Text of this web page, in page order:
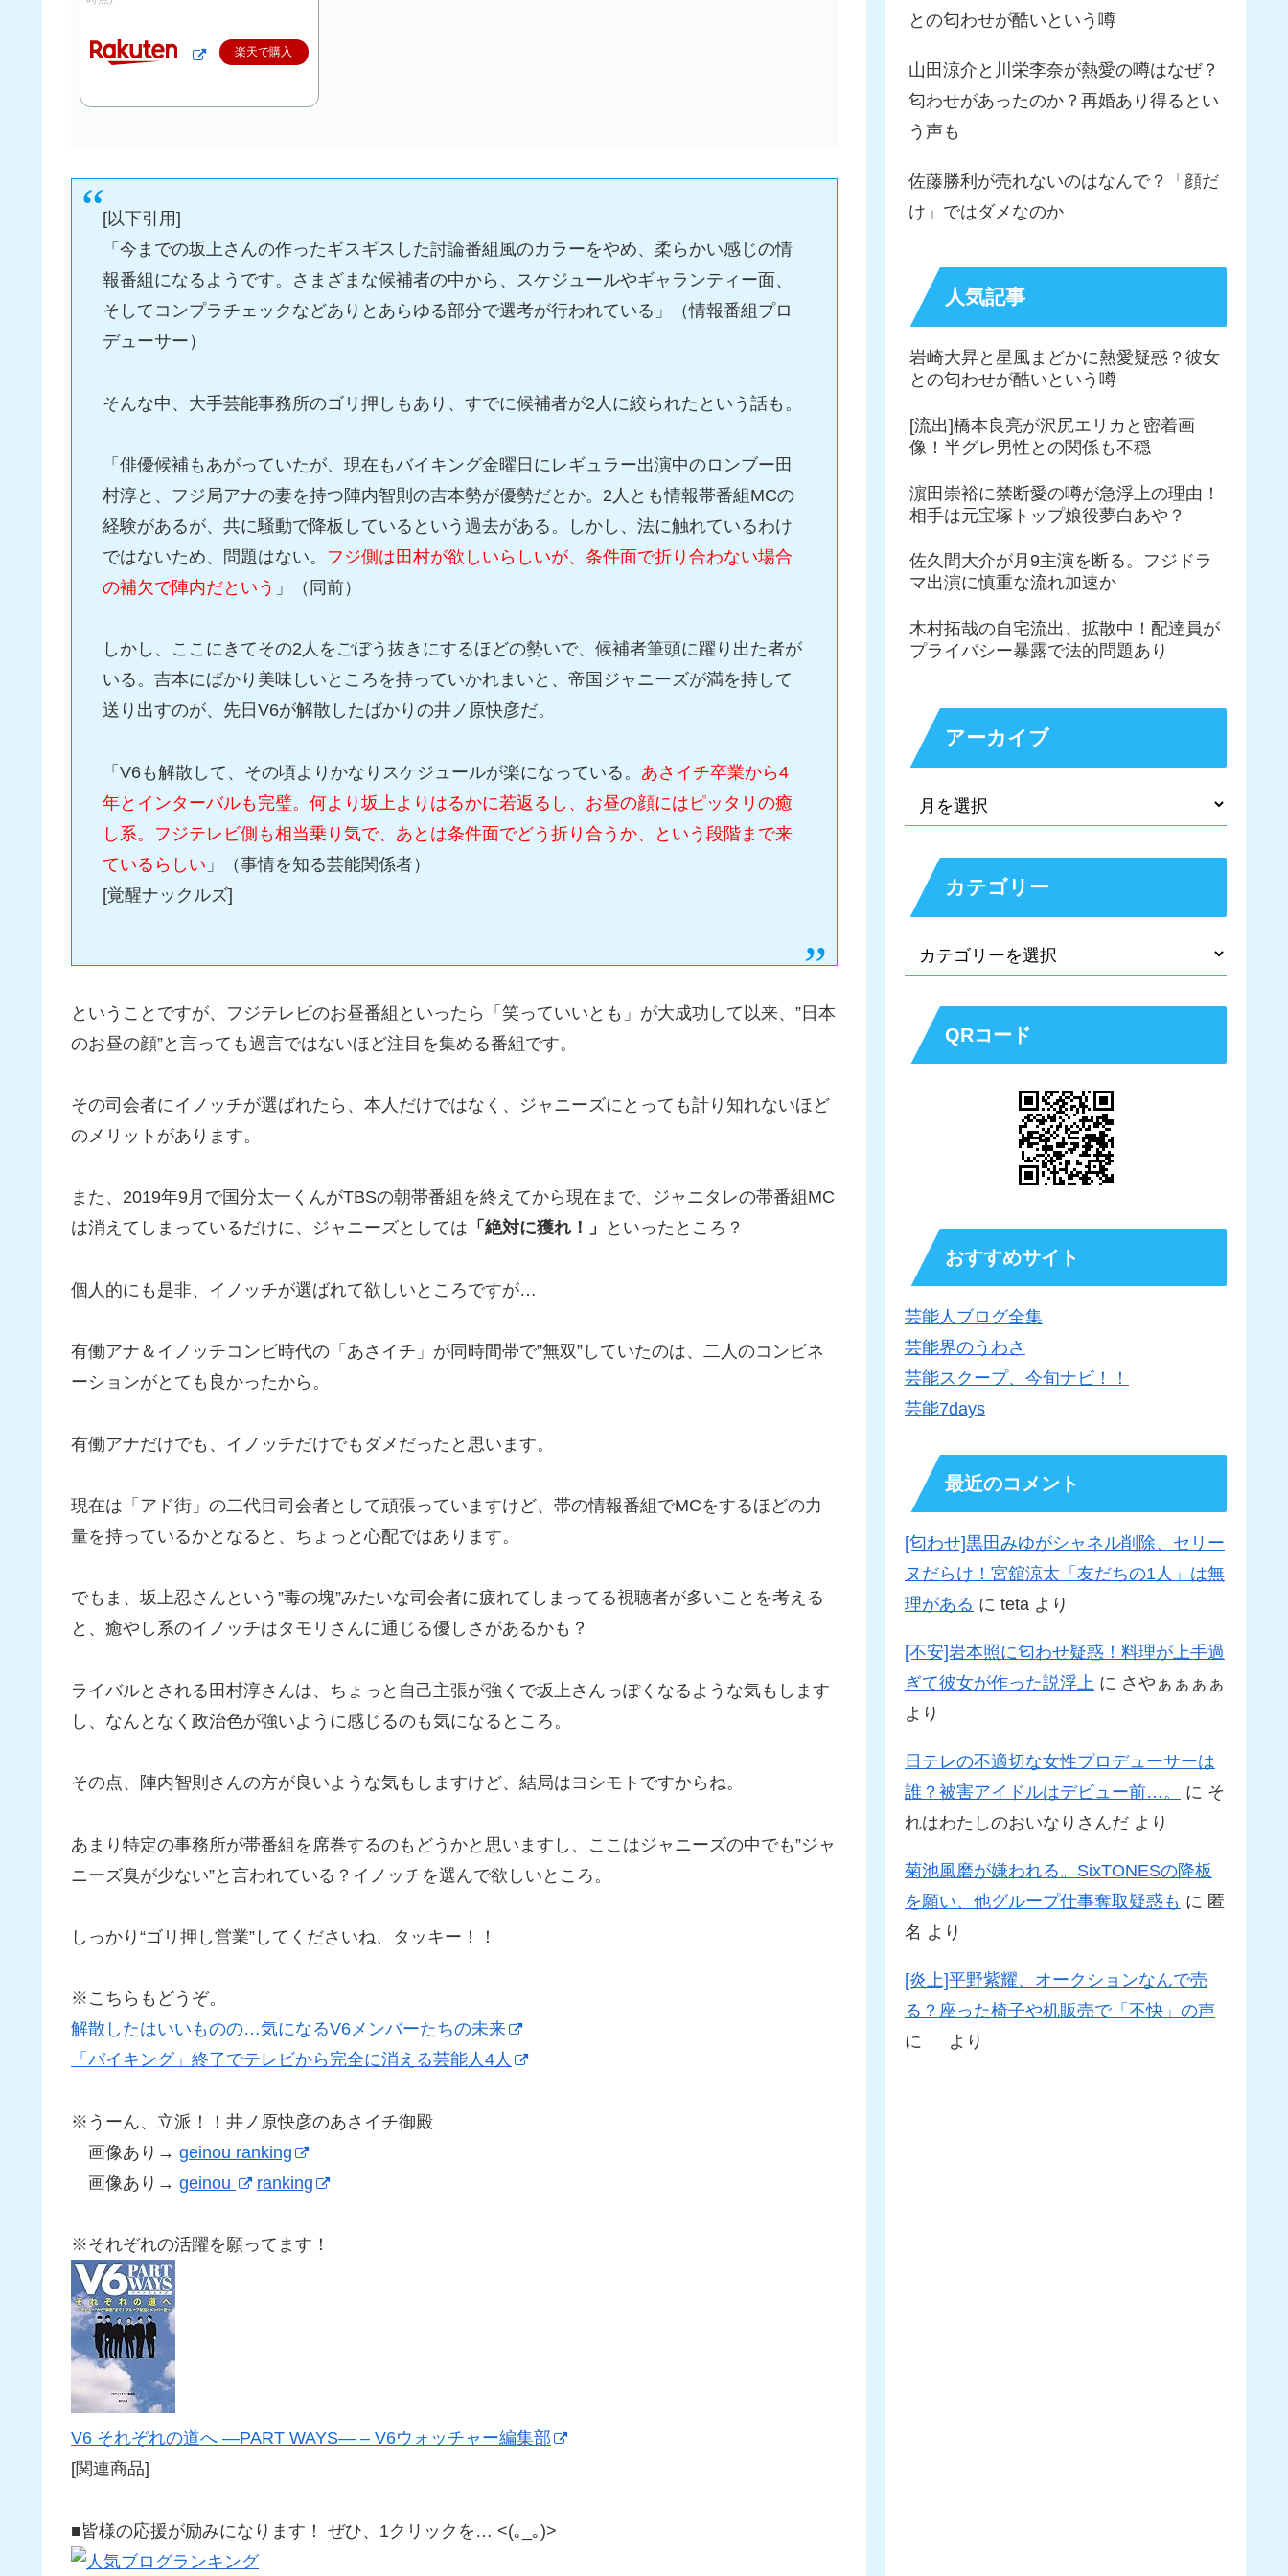
楽天で購入
[以下引用]
「今までの坂上さんの作ったギスギスした討論番組風のカラーをやめ、柔らかい感じの情
報番組になるようです。さまざまな候補者の中から、スケジュールやギャランティー面、
そしてコンプラチェックなどありとあらゆる部分で選考が行われている」（情報番組プロ
デューサー）
そんな中、大手芸能事務所のゴリ押しもあり、すでに候補者が2人に絞られたという話も。
「俳優候補もあがっていたが、現在もバイキング金曜日にレギュラー出演中のロンブー田
村淳と、フジ局アナの妻を持つ陣内智則の吉本勢が優勢だとか。2人とも情報帯番組MCの
経験があるが、共に騒動で降板しているという過去がある。しかし、法に触れているわけ
ではないため、問題はない。 フジ側は田村が欲しいらしいが、条件面で折り合わない場合
の補欠で陣内だという 」（同前）
しかし、ここにきてその2人をごぼう抜きにするほどの勢いで、候補者筆頭に躍り出た者が
いる。吉本にばかり美味しいところを持っていかれまいと、帝国ジャニーズが満を持して
送り出すのが、先日V6が解散したばかりの井ノ原快彦だ。
「V6も解散して、その頃よりかなりスケジュールが楽になっている。 あさイチ卒業から4
年とインターバルも完璧。何より坂上よりはるかに若返るし、お昼の顔にはピッタリの癒
し系。フジテレビ側も相当乗り気で、あとは条件面でどう折り合うか、という段階まで来
ているらしい 」（事情を知る芸能関係者）
[覚醒ナックルズ]
ということですが、フジテレビのお昼番組といったら「笑っていいとも」が大成功して以来、”日本
のお昼の顔”と言っても過言ではないほど注目を集める番組です。
その司会者にイノッチが選ばれたら、本人だけではなく、ジャニーズにとっても計り知れないほど
のメリットがあります。
また、2019年9月で国分太一くんがTBSの朝帯番組を終えてから現在まで、ジャニタレの帯番組MC
は消えてしまっているだけに、ジャニーズとしては 「絶対に獲れ！」 といったところ？
個人的にも是非、イノッチが選ばれて欲しいところですが…
有働アナ＆イノッチコンビ時代の「あさイチ」が同時間帯で”無双”していたのは、二人のコンビネ
ーションがとても良かったから。
有働アナだけでも、イノッチだけでもダメだったと思います。
現在は「アド街」の二代目司会者として頑張っていますけど、帯の情報番組でMCをするほどの力
量を持っているかとなると、ちょっと心配ではあります。
でもま、坂上忍さんという”毒の塊”みたいな司会者に疲れてしまってる視聴者が多いことを考える
と、癒やし系のイノッチはタモリさんに通じる優しさがあるかも？
ライバルとされる田村淳さんは、ちょっと自己主張が強くで坂上さんっぽくなるような気もします
し、なんとなく政治色が強いように感じるのも気になるところ。
その点、陣内智則さんの方が良いような気もしますけど、結局はヨシモトですからね。
あまり特定の事務所が帯番組を席巻するのもどうかと思いますし、ここはジャニーズの中でも”ジャ
ニーズ臭が少ない”と言われている？イノッチを選んで欲しいところ。
しっかり“ゴリ押し営業”してくださいね、タッキー！！
※こちらもどうぞ。
解散したはいいものの…気になるV6メンバーたちの未来
「バイキング」終了でテレビから完全に消える芸能人4人
※うーん、立派！！井ノ原快彦のあさイチ御殿
画像あり→ geinou ranking
画像あり→ geinou ranking
※それぞれの活躍を願ってます！
V6 それぞれの道へ ―PART WAYS― – V6ウォッチャー編集部
[関連商品]
■皆様の応援が励みになります！ ぜひ、1クリックを… <(｡_｡)>
との匂わせが酷いという噂
山田涼介と川栄李奈が熱愛の噂はなぜ？
匂わせがあったのか？再婚あり得るとい
う声も
佐藤勝利が売れないのはなんで？「顔だ
け」ではダメなのか
人気記事
岩崎大昇と星風まどかに熱愛疑惑？彼女
との匂わせが酷いという噂
[流出]橋本良亮が沢尻エリカと密着画
像！半グレ男性との関係も不穏
濵田崇裕に禁断愛の噂が急浮上の理由！
相手は元宝塚トップ娘役夢白あや？
佐久間大介が月9主演を断る。フジドラ
マ出演に慎重な流れ加速か
木村拓哉の自宅流出、拡散中！配達員が
プライバシー暴露で法的問題あり
アーカイブ
カテゴリー
QRコード
おすすめサイト
芸能人ブログ全集
芸能界のうわさ
芸能スクープ、今旬ナビ！！
芸能7days
最近のコメント
[匂わせ]黒田みゆがシャネル削除、セリー
ヌだらけ！宮舘涼太「友だちの1人」は無
理がある に teta より
[不安]岩本照に匂わせ疑惑！料理が上手過
ぎて彼女が作った説浮上 に さやぁぁぁぁ
より
日テレの不適切な女性プロデューサーは
誰？被害アイドルはデビュー前…。
に そ
れはわたしのおいなりさんだ より
菊池風磨が嫌われる。SixTONESの降板
を願い、他グループ仕事奪取疑惑も に 匿
名 より
[炎上]平野紫耀、オークションなんで売
る？座った椅子や机販売で「不快」の声
に
より